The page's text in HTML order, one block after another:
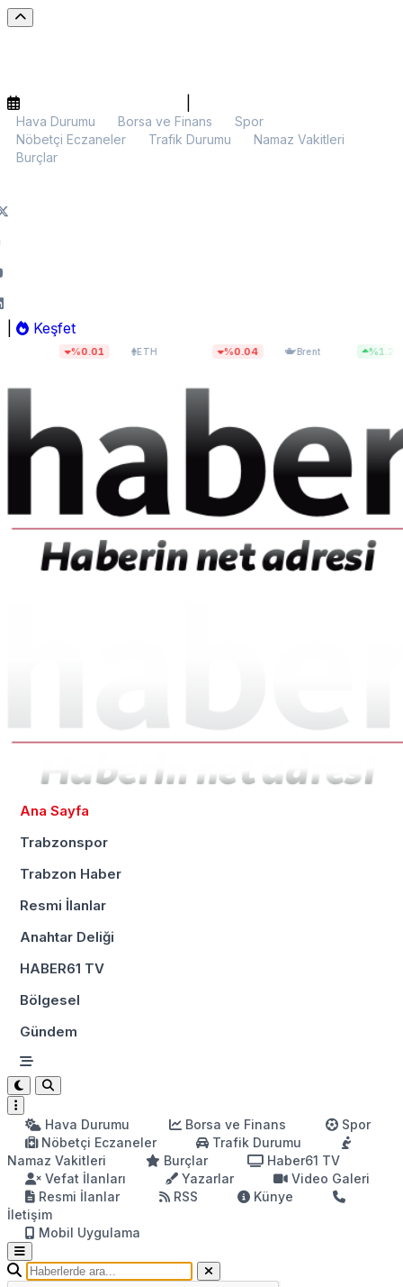
Hava Durumu Borsa ve Finans
Spor
Nöbetçi Eczaneler
Trafik Durumu
Namaz Vakitleri
Burçlar
Keşfet
ETH$1.912,16 Brent $83,55 %1.29 BIST
Ana Sayfa
Trabzonspor
Trabzon Haber
Resmi İlanlar
Anahtar Deliği
HABER61 TV
Bölgesel
Gündem
Hava Durumu Borsa ve Finans
Spor
Nöbetçi Eczaneler
Trafik Durumu
Namaz Vakitleri
Burçlar
Haber61 TV
Vefat İlanları
Yazarlar
Video Galeri
Resmi İlanlar
RSS
Künye
İletişim
Mobil Uygulama